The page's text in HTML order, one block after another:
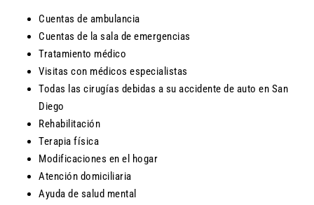
Cuentas de ambulancia
Cuentas de la sala de emergencias
Tratamiento médico
Visitas con médicos especialistas
Todas las cirugías debidas a su accidente de auto en San
Diego
Rehabilitación
Terapia física
Modificaciones en el hogar
Atención domiciliaria
Ayuda de salud mental